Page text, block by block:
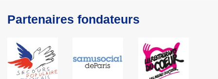
Partenaires fondateurs